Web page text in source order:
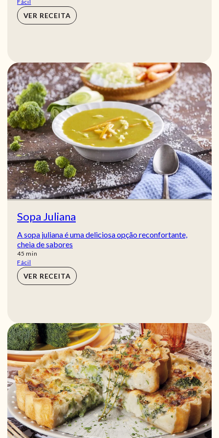
Fácil
VER RECEITA
Sopa Juliana
A sopa juliana é uma deliciosa opção reconfortante,
cheia de sabores
45 min
min
Fácil
VER RECEITA